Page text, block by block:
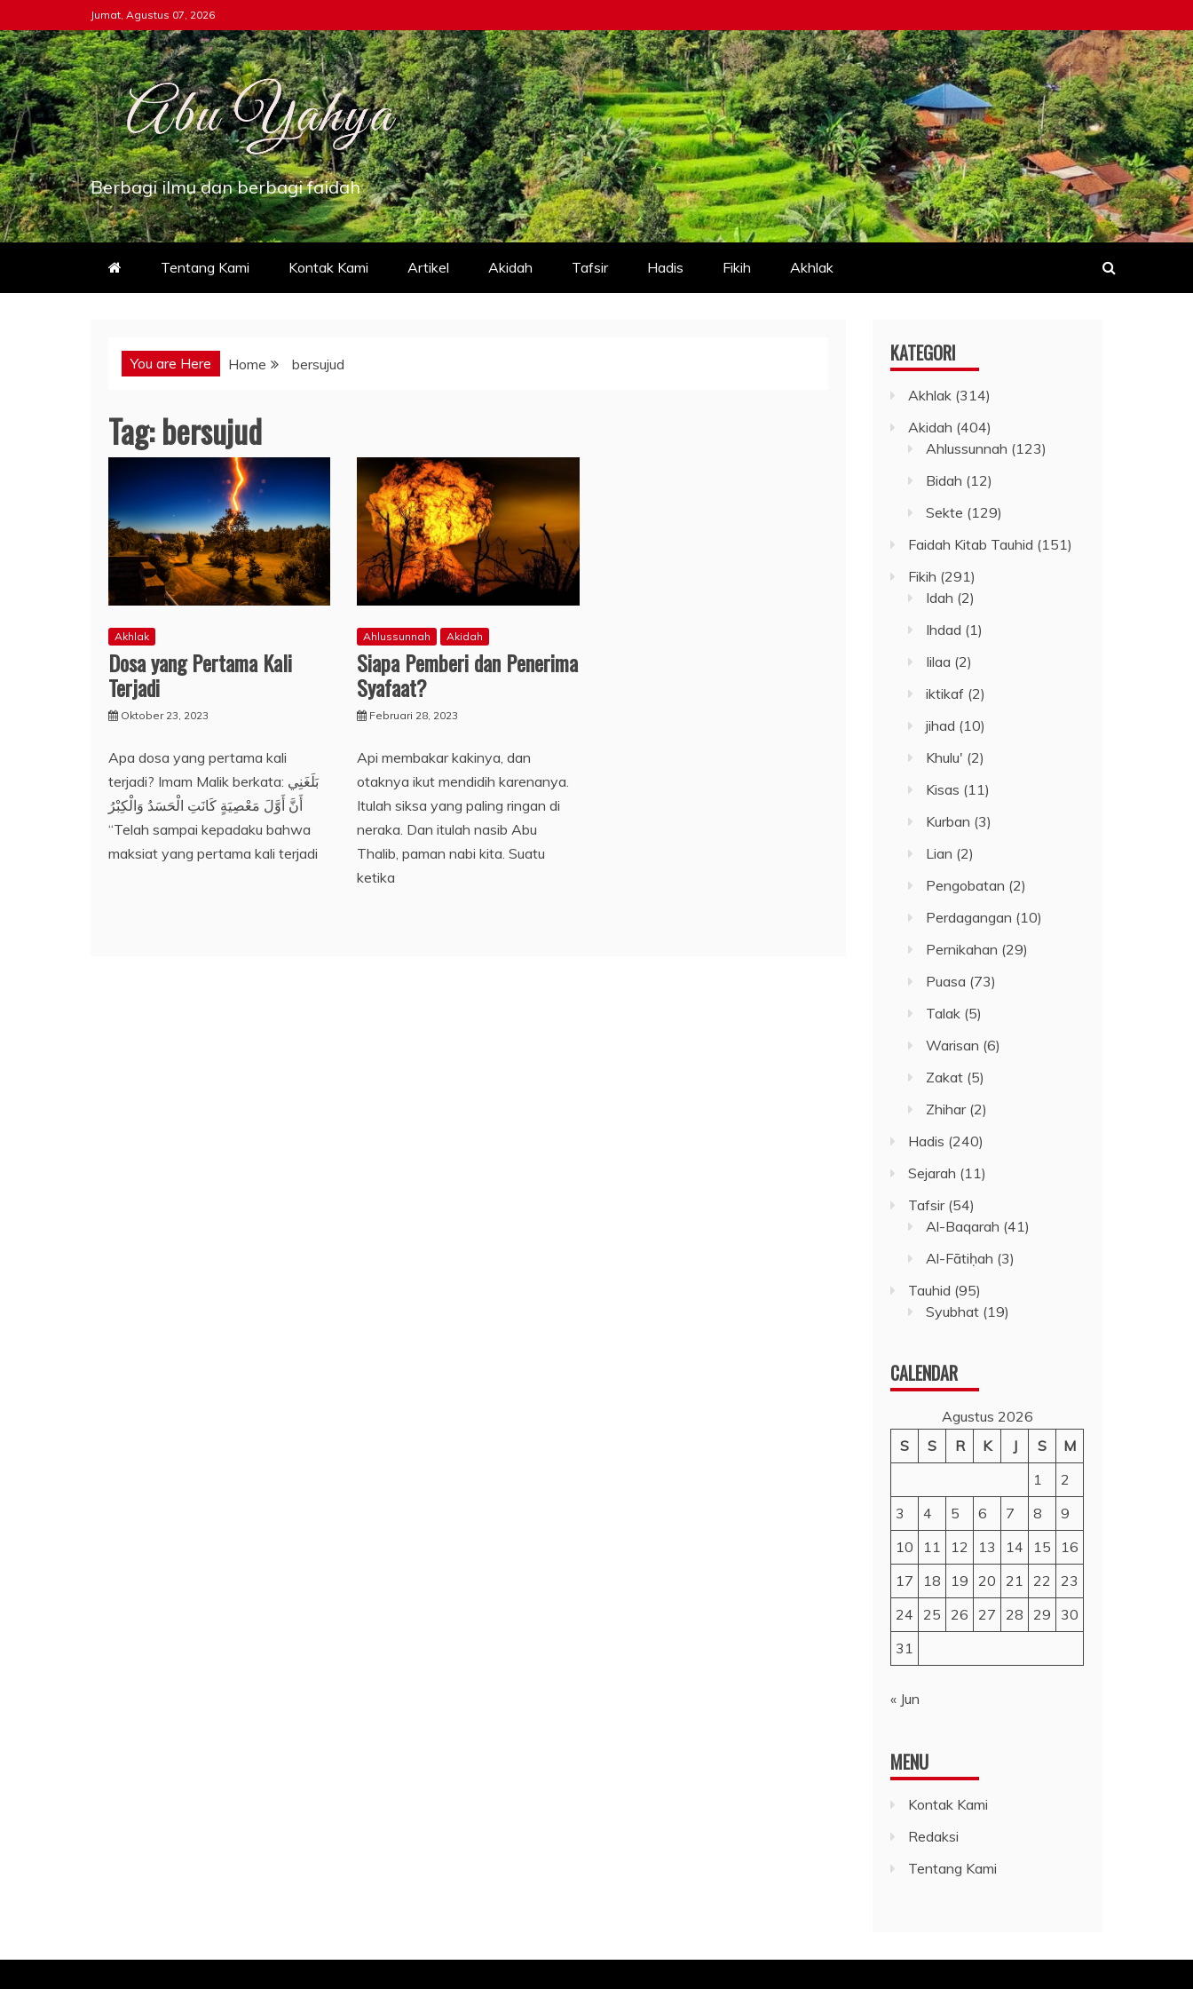
to
content
Jumat, Agustus 07, 2026
Berbagi ilmu dan berbagi faidah
Tentang Kami Kontak Kami Artikel Akidah Tafsir Hadis Fikih Akhlak
You are Here Home bersujud
Tag:bersujud
Akhlak
Dosa yang Pertama Kali
Terjadi
Oktober 23, 2023
Apa dosa yang pertama kali
terjadi? Imam Malik berkata: بَلَغَنِي
أَنَّ أَوَّلَ مَعْصِيَةٍ كَانَتِ الْحَسَدُ وَالْكِبْرُ
“Telah sampai kepadaku bahwa
maksiat yang pertama kali terjadi
Ahlussunnah Akidah
Siapa Pemberi dan Penerima
Syafaat?
Februari 28, 2023
Api membakar kakinya, dan
otaknya ikut mendidih karenanya.
Itulah siksa yang paling ringan di
neraka. Dan itulah nasib Abu
Thalib, paman nabi kita. Suatu
ketika
KATEGORI
Akhlak (314)
Akidah (404)
Ahlussunnah (123)
Bidah (12)
Sekte (129)
Faidah Kitab Tauhid (151)
Fikih (291)
Idah (2)
Ihdad (1)
Iilaa (2)
iktikaf (2)
jihad (10)
Khulu' (2)
Kisas (11)
Kurban (3)
Lian (2)
Pengobatan (2)
Perdagangan (10)
Pernikahan (29)
Puasa (73)
Talak (5)
Warisan (6)
Zakat (5)
Zhihar(2)
Hadis (240)
Sejarah (11)
Tafsir(54)
Al-Baqarah (41)
Al-Fātiḥah (3)
Tauhid (95)
Syubhat (19)
CALENDAR
Agustus 2026
S
S R K J S
M
1
2
3
4 5 6 7 8
9
10
11 12 13 14 15
16
17
18 19 20 21 22
23
24
25 26 27 28 29
30
31
« Jun
MENU
Kontak Kami
Redaksi
Tentang Kami